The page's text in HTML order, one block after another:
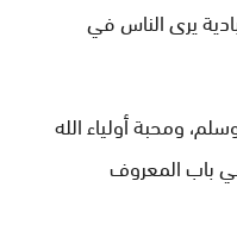
يرى الناس في
ومحبة أولياء الله
باب المعروف